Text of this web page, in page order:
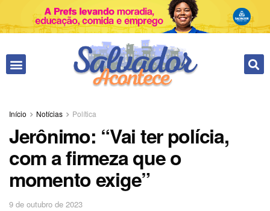
Início Notícias Política
Jerônimo: “Vai ter polícia,
com a firmeza que o
momento exige”
9 de outubro de 2023